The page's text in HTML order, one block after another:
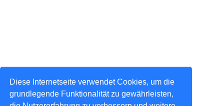
Diese Internetseite verwendet Cookies, um die
grundlegende Funktionalität zu gewährleisten,